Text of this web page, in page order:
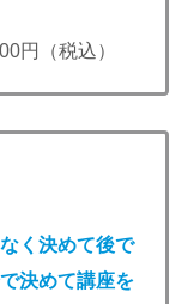
円（税込）
く決めて後で
決めて講座を